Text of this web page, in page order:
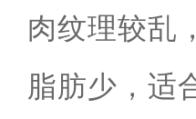
肉纹理较乱
脂肪少，适